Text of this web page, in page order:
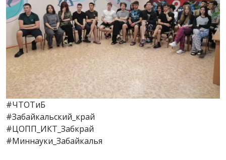
#ЧТОТиБ
#Забайкальский_край
#ЦОПП_ИКТ_Забкрай
#Миннауки_Забайкалья